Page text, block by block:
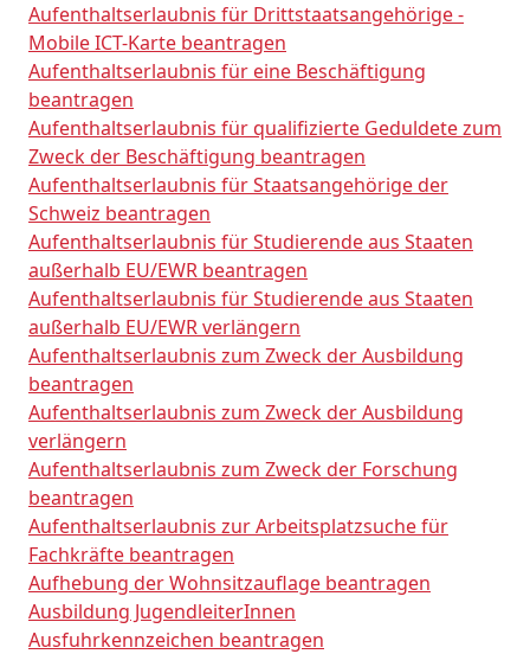
Aufenthaltserlaubnis für Drittstaatsangehörige -
Mobile ICT-Karte beantragen
Aufenthaltserlaubnis für eine Beschäftigung
beantragen
Aufenthaltserlaubnis für qualifizierte Geduldete zum
Zweck der Beschäftigung beantragen
Aufenthaltserlaubnis für Staatsangehörige der
Schweiz beantragen
Aufenthaltserlaubnis für Studierende aus Staaten
außerhalb EU/EWR beantragen
Aufenthaltserlaubnis für Studierende aus Staaten
außerhalb EU/EWR verlängern
Aufenthaltserlaubnis zum Zweck der Ausbildung
beantragen
Aufenthaltserlaubnis zum Zweck der Ausbildung
verlängern
Aufenthaltserlaubnis zum Zweck der Forschung
beantragen
Aufenthaltserlaubnis zur Arbeitsplatzsuche für
Fachkräfte beantragen
Aufhebung der Wohnsitzauflage beantragen
Ausbildung JugendleiterInnen
Ausfuhrkennzeichen beantragen